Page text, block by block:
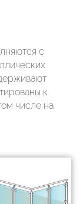
с
к
числе на